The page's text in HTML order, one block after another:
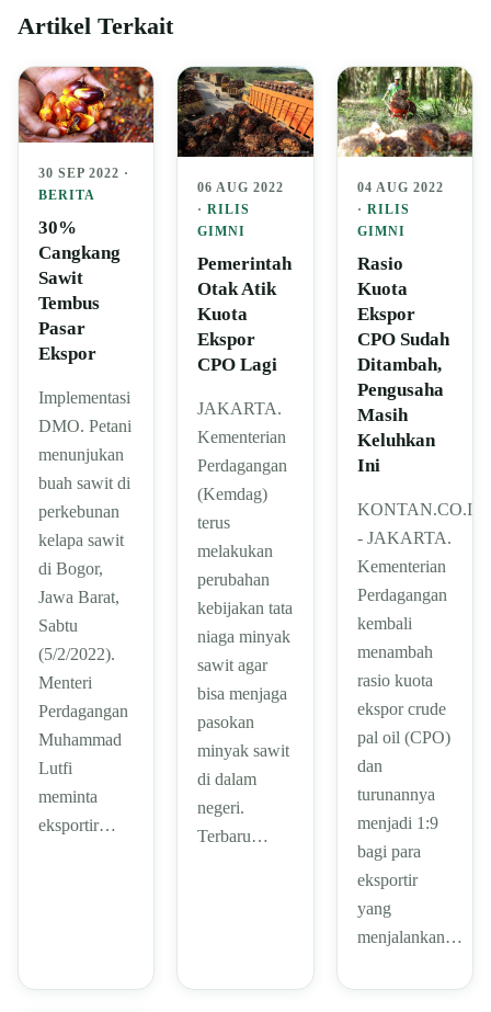
Artikel Terkait
30 SEP 2022 ·
BERITA
30%
Cangkang
Sawit
Tembus
Pasar
Ekspor
Implementasi
DMO. Petani
menunjukan
buah sawit di
perkebunan
kelapa sawit
di Bogor,
Jawa Barat,
Sabtu
(5/2/2022).
Menteri
Perdagangan
Muhammad
Lutfi
meminta
eksportir…
06 AUG 2022
·RILIS
GIMNI
Pemerintah
Otak Atik
Kuota
Ekspor
CPO Lagi
JAKARTA.
Kementerian
Perdagangan
(Kemdag)
terus
melakukan
perubahan
kebijakan tata
niaga minyak
sawit agar
bisa menjaga
pasokan
minyak sawit
di dalam
negeri.
Terbaru…
04 AUG 2022
· RILIS
GIMNI
Rasio
Kuota
Ekspor
CPO Sudah
Ditambah,
Pengusaha
Masih
Keluhkan
Ini
KONTAN.CO.ID
- JAKARTA.
Kementerian
Perdagangan
kembali
menambah
rasio kuota
ekspor crude
pal oil (CPO)
dan
turunannya
menjadi 1:9
bagi para
eksportir
yang
menjalankan…